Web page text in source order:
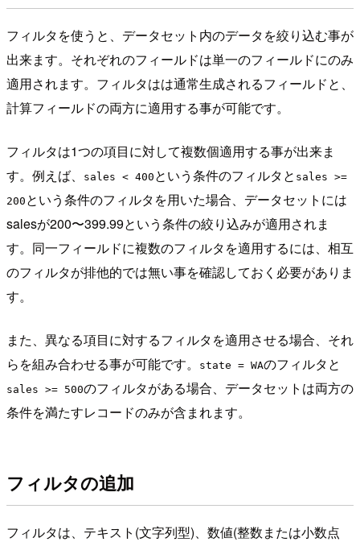
フィルタを使うと、データセット内のデータを絞り込む事が
出来ます。それぞれのフィールドは単一のフィールドにのみ
適用されます。フィルタはは通常生成されるフィールドと、
計算フィールドの両方に適用する事が可能です。
フィルタは1つの項目に対して複数個適用する事が出来ま
す。例えば、
sales < 400 という条件のフィルタと sales >=
200 という条件のフィルタを用いた場合、データセットには
salesが200〜399.99という条件の絞り込みが適用されま
す。同一フィールドに複数のフィルタを適用するには、相互
のフィルタが排他的では無い事を確認しておく必要がありま
す。
また、異なる項目に対するフィルタを適用させる場合、それ
らを組み合わせる事が可能です。
state = WAのフィルタと
sales >= 500のフィルタがある場合、データセットは両方の
条件を満たすレコードのみが含まれます。
フィルタの追加
フィルタは、テキスト(文字列型)、数値(整数または小数点